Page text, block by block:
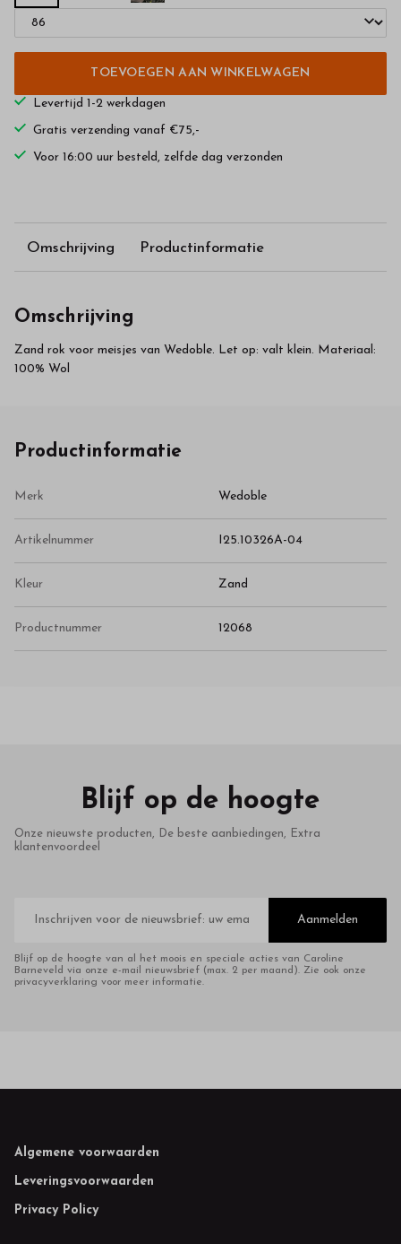
TOEVOEGEN AAN WINKELWAGEN
Levertijd 1-2 werkdagen
Gratis verzending vanaf €75,-
Voor 16:00 uur besteld, zelfde dag verzonden
Omschrijving Productinformatie
Omschrijving
Zand rok voor meisjes van Wedoble. Let op: valt klein. Materiaal:
100% Wol
Productinformatie
Merk Wedoble
Artikelnummer I25.10326A-04
Kleur Zand
Productnummer 12068
Blijf op de hoogte
Onze nieuwste producten, De beste aanbiedingen, Extra
klantenvoordeel
mailadres
Aanmelden
Blijf op de hoogte van al het moois en speciale acties van Caroline
Barneveld via onze e-mail nieuwsbrief (max. 2 per maand). Zie ook onze
privacyverklaring voor meer informatie.
Footer
Algemene voorwaarden
Leveringsvoorwaarden
Privacy Policy